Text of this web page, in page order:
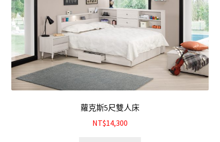
購物車
注意事項
運送注意事項
布沙發
蘿克斯5尺雙人床
NT$14,300